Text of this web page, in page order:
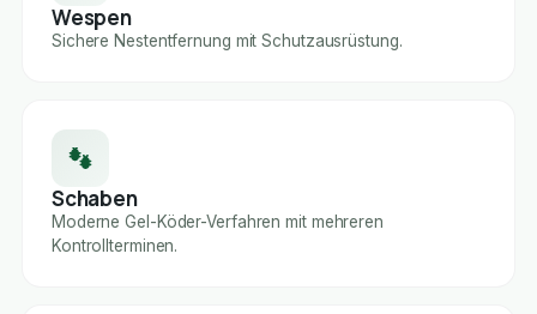
Wespen
Sichere Nestentfernung mit Schutzausrüstung.
Schaben
Moderne Gel-Köder-Verfahren mit mehreren
Kontrollterminen.